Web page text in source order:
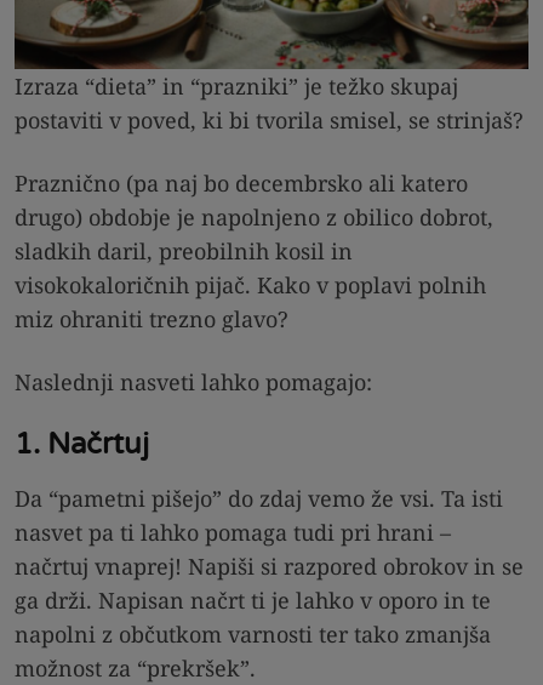
Izraza “dieta” in “prazniki” je težko skupaj
postaviti v poved, ki bi tvorila smisel, se strinjaš?
Praznično (pa naj bo decembrsko ali katero
drugo) obdobje je napolnjeno z obilico dobrot,
sladkih daril, preobilnih kosil in
visokokaloričnih pijač. Kako v poplavi polnih
miz ohraniti trezno glavo?
Naslednji nasveti lahko pomagajo:
1. Načrtuj
Da “pametni pišejo” do zdaj vemo že vsi. Ta isti
nasvet pa ti lahko pomaga tudi pri hrani –
načrtuj vnaprej! Napiši si razpored obrokov in se
ga drži. Napisan načrt ti je lahko v oporo in te
napolni z občutkom varnosti ter tako zmanjša
možnost za “prekršek”.